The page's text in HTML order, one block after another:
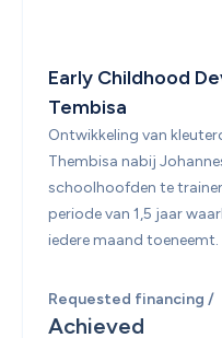
Early Childhood
Tembisa
Ontwikkeling van
Thembisa nabij
schoolhoofden te
periode van 1,5 jaar
iedere maand toeneemt.
Requested financing /
Achieved